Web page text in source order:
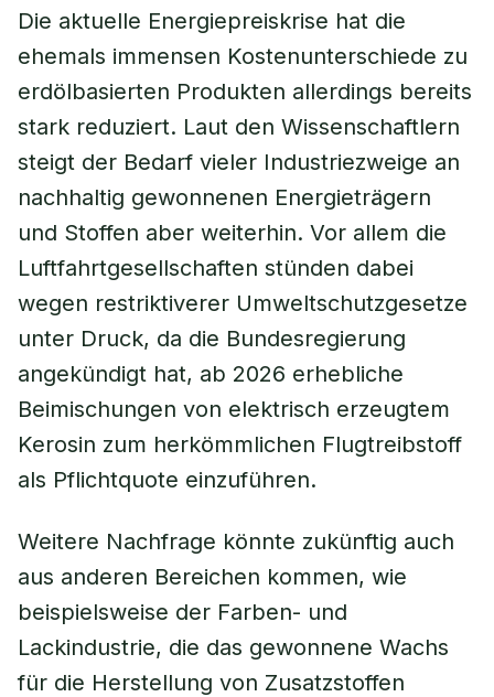
Die aktuelle Energiepreiskrise hat die
ehemals immensen Kostenunterschiede zu
erdölbasierten Produkten allerdings bereits
stark reduziert. Laut den Wissenschaftlern
steigt der Bedarf vieler Industriezweige an
nachhaltig gewonnenen Energieträgern
und Stoffen aber weiterhin. Vor allem die
Luftfahrtgesellschaften stünden dabei
wegen restriktiverer Umweltschutzgesetze
unter Druck, da die Bundesregierung
angekündigt hat, ab 2026 erhebliche
Beimischungen von elektrisch erzeugtem
Kerosin zum herkömmlichen Flugtreibstoff
als Pflichtquote einzuführen.
Weitere Nachfrage könnte zukünftig auch
aus anderen Bereichen kommen, wie
beispielsweise der Farben- und
Lackindustrie, die das gewonnene Wachs
für die Herstellung von Zusatzstoffen